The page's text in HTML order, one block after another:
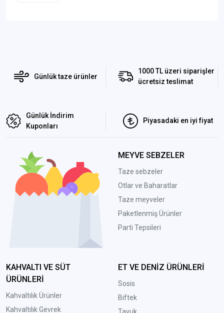
Günlük taze ürünler
1000 TL üzeri siparişler
ücretsiz teslimat
Günlük İndirim
Kuponları
Piyasadaki en iyi fiyat
MEYVE SEBZELER
Taze sebzeler
Otlar ve Baharatlar
Taze meyveler
Paketlenmiş Ürünler
Parti Tepsileri
KAHVALTI VE SÜT
ÜRÜNLERİ
Kahvaltılık Ürünler
Kahvaltılık Gevrek
ET VE DENİZ ÜRÜNLERİ
Sosis
Biftek
Tavuk